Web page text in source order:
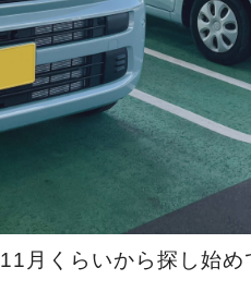
11月くらいから探し始め